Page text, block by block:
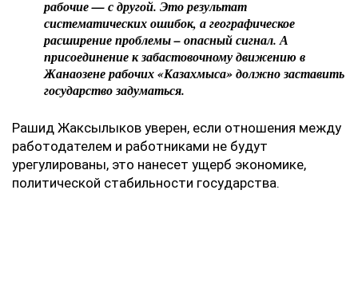
рабочие — с другой. Это результат
систематических ошибок, а географическое
расширение проблемы – опасный сигнал. А
присоединение к забастовочному движению в
Жанаозене рабочих «Казахмыса» должно заставить
государство задуматься.
Рашид Жаксылыков уверен, если отношения между
работодателем и работниками не будут
урегулированы, это нанесет ущерб экономике,
политической стабильности государства.